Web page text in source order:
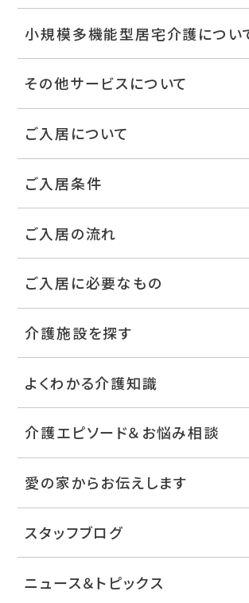
小規模多機能型居宅介護につい
その他サービスについて
ご入居について
ご入居条件
ご入居の流れ
ご入居に必要なもの
介護施設を探す
よくわかる介護知識
介護エピソード＆お悩み相談
愛の家からお伝えします
スタッフブログ
ニュース＆トピックス